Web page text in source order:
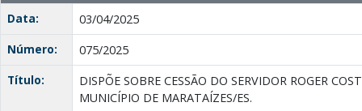
Data:
03/04/2025
Número:
075/2025
Título:
DISPÕE SOBRE CESSÃO DO SERVIDOR ROGER
MUNICÍPIO DE MARATAÍZES/ES.